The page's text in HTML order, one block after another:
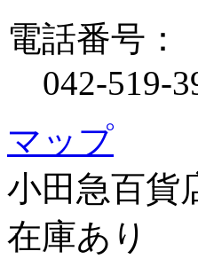
電話番号：
042-519-
マップ
小田急百貨
在庫あり